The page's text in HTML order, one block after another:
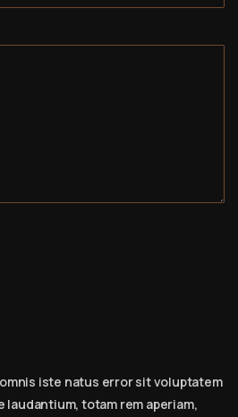
iste natus error sit voluptatem
totam rem aperiam,